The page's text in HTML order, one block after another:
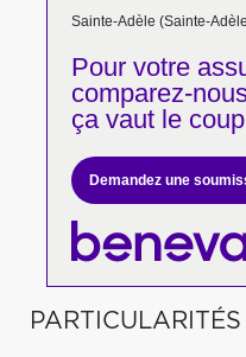
Sainte-Adèle (Sainte-
Pour votre
comparez-
ça vaut le
Demandez une